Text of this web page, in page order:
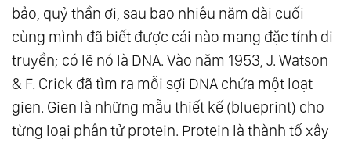
bảo, quỷ thần ơi, sau bao nhiêu năm dài cuối
cùng mình đã biết được cái nào mang đặc tính di
truyền; có lẽ nó là DNA. Vào năm 1953, J. Watson
& F. Crick đã tìm ra mỗi sợi DNA chứa một loạt
gien. Gien là những mẫu thiết kế (blueprint) cho
từng loại phân tử protein. Protein là thành tố xây